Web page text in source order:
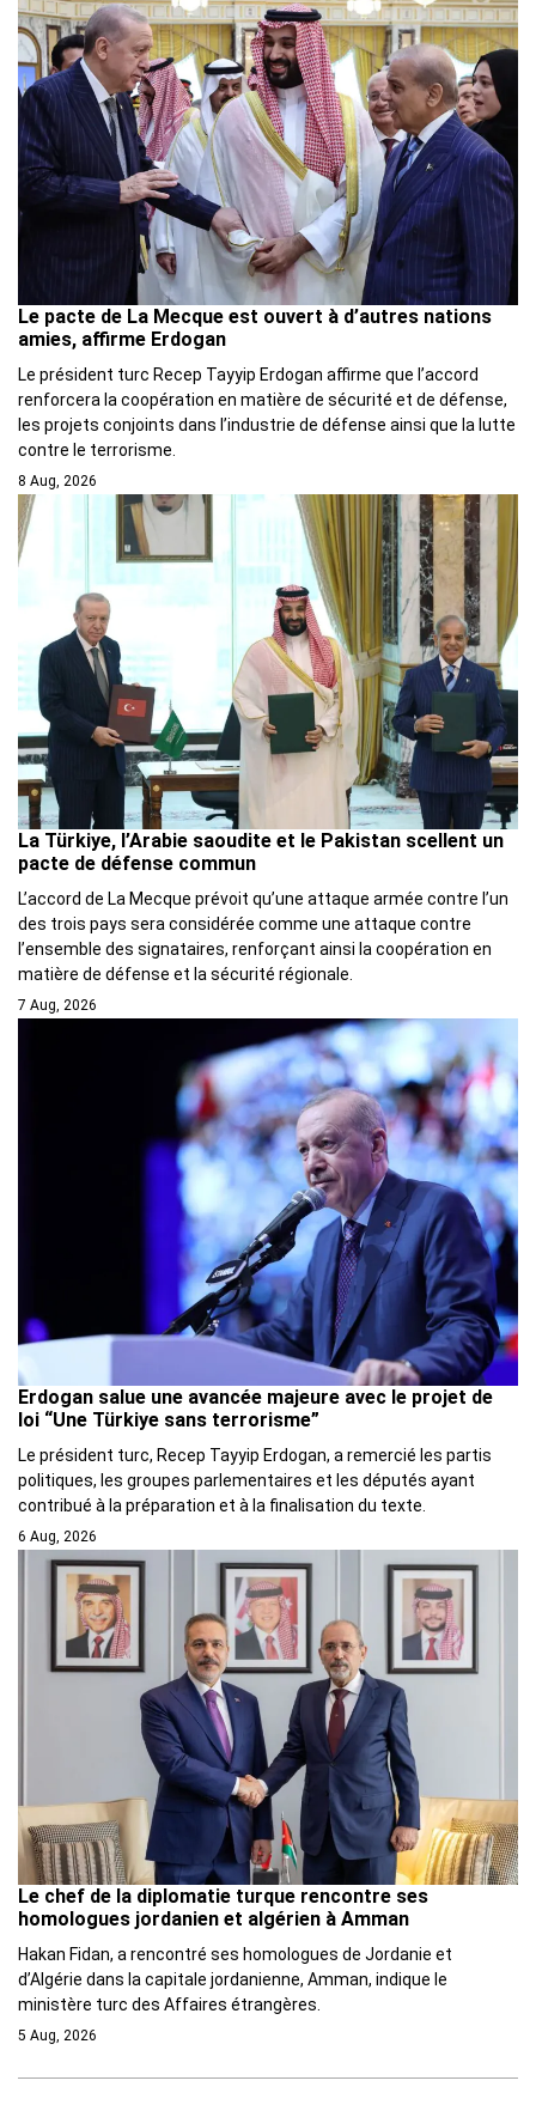
Le pacte de La Mecque est ouvert à d’autres nations
amies, affirme Erdogan
Le président turc Recep Tayyip Erdogan affirme que l’accord
renforcera la coopération en matière de sécurité et de défense,
les projets conjoints dans l’industrie de défense ainsi que la lutte
contre le terrorisme.
8 Aug, 2026
La Türkiye, l’Arabie saoudite et le Pakistan scellent un
pacte de défense commun
L’accord de La Mecque prévoit qu’une attaque armée contre l’un
des trois pays sera considérée comme une attaque contre
l’ensemble des signataires, renforçant ainsi la coopération en
matière de défense et la sécurité régionale.
7 Aug, 2026
Erdogan salue une avancée majeure avec le projet de
loi “Une Türkiye sans terrorisme”
Le président turc, Recep Tayyip Erdogan, a remercié les partis
politiques, les groupes parlementaires et les députés ayant
contribué à la préparation et à la finalisation du texte.
6 Aug, 2026
Le chef de la diplomatie turque rencontre ses
homologues jordanien et algérien à Amman
Hakan Fidan, a rencontré ses homologues de Jordanie et
d’Algérie dans la capitale jordanienne, Amman, indique le
ministère turc des Affaires étrangères.
5 Aug, 2026